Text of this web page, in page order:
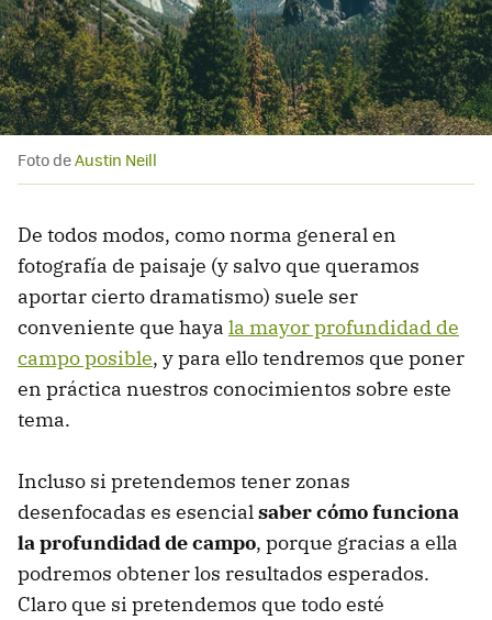
Foto deAustin Neill
De todos modos, como norma general en
fotografía de paisaje (y salvo que queramos
aportar cierto dramatismo) suele ser
conveniente que haya la mayor profundidad de
campo posible, y para ello tendremos que poner
en práctica nuestros conocimientos sobre este
tema.
Incluso si pretendemos tener zonas
desenfocadas es esencialsaber cómo funciona
la profundidad de campo, porque gracias a ella
podremos obtener los resultados esperados.
Claro que si pretendemos que todo esté